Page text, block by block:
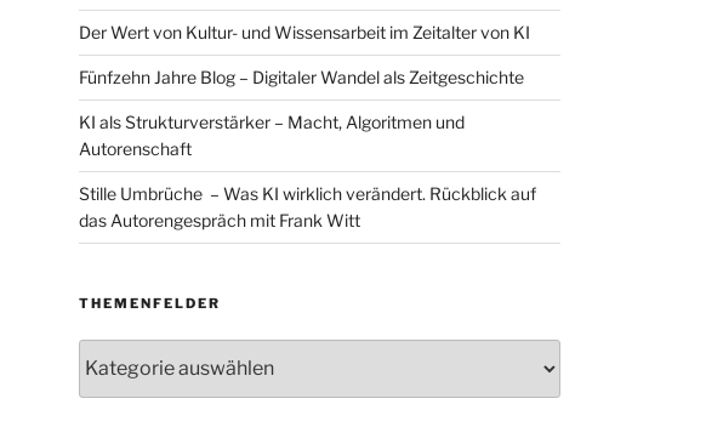
Der Wert von Kultur- und Wissensarbeit im Zeitalter von KI
Fünfzehn Jahre Blog – Digitaler Wandel als Zeitgeschichte
KI als Strukturverstärker – Macht, Algoritmen und
Autorenschaft
Stille Umbrüche – Was KI wirklich verändert. Rückblick auf
das Autorengespräch mit Frank Witt
THEMENFELDER